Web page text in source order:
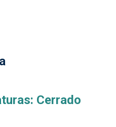
Cerrado